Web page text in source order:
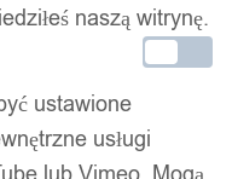
naszą witrynę.
ustawione
usługi